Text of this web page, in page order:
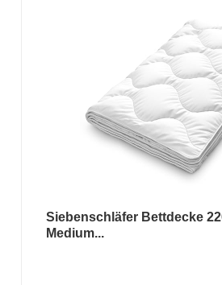
Siebenschläfer Bettdecke
Medium...